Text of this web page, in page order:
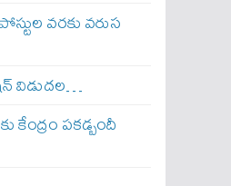
వరకు వరుస
విడుదల…
కేంద్రం పకడ్బందీ